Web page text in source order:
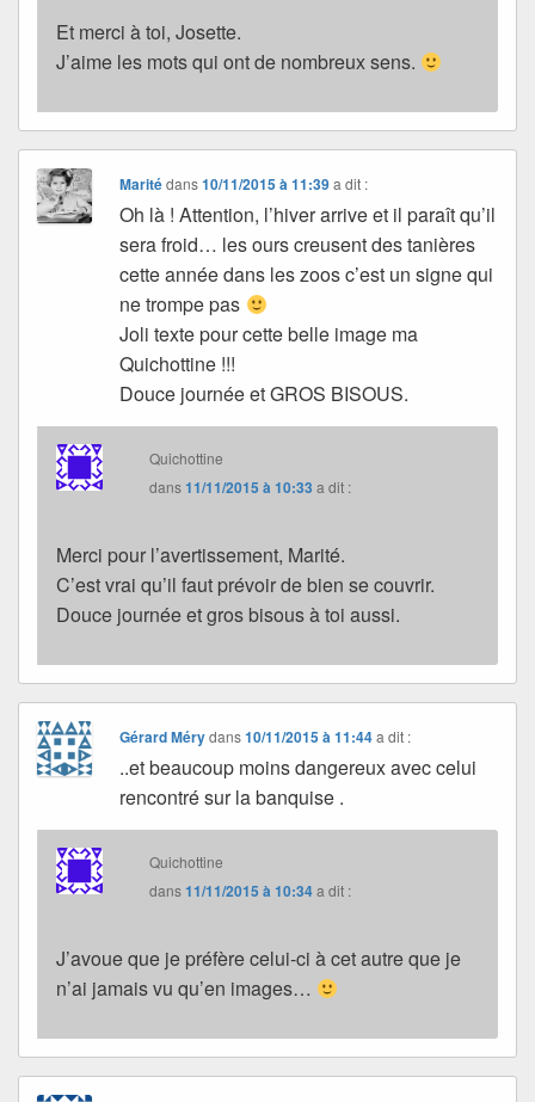
Et merci à toi, Josette.
J’aime les mots qui ont de nombreux sens.
Maritédans10/11/2015 à 11:39 a dit :
Oh là ! Attention, l’hiver arrive et il paraît qu’il
sera froid… les ours creusent des tanières
cette année dans les zoos c’est un signe qui
ne trompe pas
Joli texte pour cette belle image ma
Quichottine !!!
Douce journée et GROS BISOUS.
Quichottine
dans11/11/2015 à 10:33 a dit :
Merci pour l’avertissement, Marité.
C’est vrai qu’il faut prévoir de bien se couvrir.
Douce journée et gros bisous à toi aussi.
Gérard Mérydans10/11/2015 à 11:44 a dit :
..et beaucoup moins dangereux avec celui
rencontré sur la banquise .
Quichottine
dans11/11/2015 à 10:34a dit :
J’avoue que je préfère celui-ci à cet autre que je
n’ai jamais vu qu’en images…